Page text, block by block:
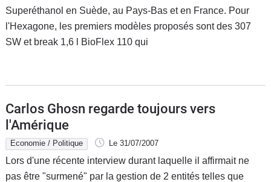
Superéthanol en Suède, au Pays-Bas et en France. Pour
l'Hexagone, les premiers modèles proposés sont des 307
SW et break 1,6 l BioFlex 110 qui
Carlos Ghosn regarde toujours vers
l'Amérique
Economie / Politique Le 31/07/2007
Lors d'une récente interview durant laquelle il affirmait ne
pas être "surmené" par la gestion de 2 entités telles que